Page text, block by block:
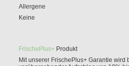
Allergene
Keine
FrischePlus+ Produkt
Mit unserer FrischePlus+Garantie wird